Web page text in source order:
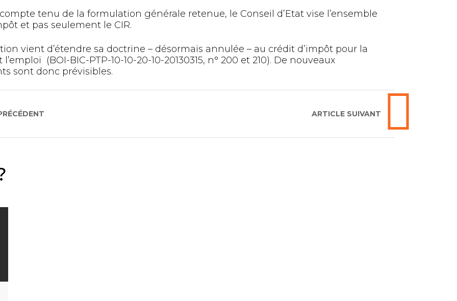
tenu de la formulation générale retenue, le Conseil d’Etat vise l’ensemble
et pas seulement le CIR.
vient d’étendre sa doctrine – désormais annulée – au crédit d’impôt pour la
(BOI-BIC-PTP-10-10-20-10-20130315, n° 200 et 210). De nouveaux
sont donc prévisibles.
ARTICLE SUIVANT